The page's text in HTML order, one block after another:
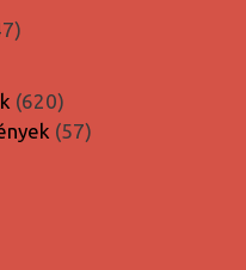
47
620620
termék
5757